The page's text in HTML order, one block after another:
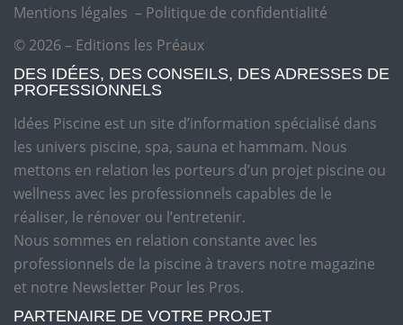
Mentions légales – Politique de confidentialité
© 2026 – Editions les Préaux
DES IDÉES, DES CONSEILS, DES ADRESSES DE
PROFESSIONNELS
Idées Piscine est un site d’information spécialisé dans
les univers piscine, spa, sauna et hammam. Nous
mettons en relation les porteurs d’un projet piscine ou
wellness avec les professionnels capables de le
réaliser, le rénover ou l’entretenir.
Nous sommes en relation constante avec les
professionnels de la piscine à travers notre magazine
et notre Newsletter Pour les Pros.
PARTENAIRE DE VOTRE PROJET